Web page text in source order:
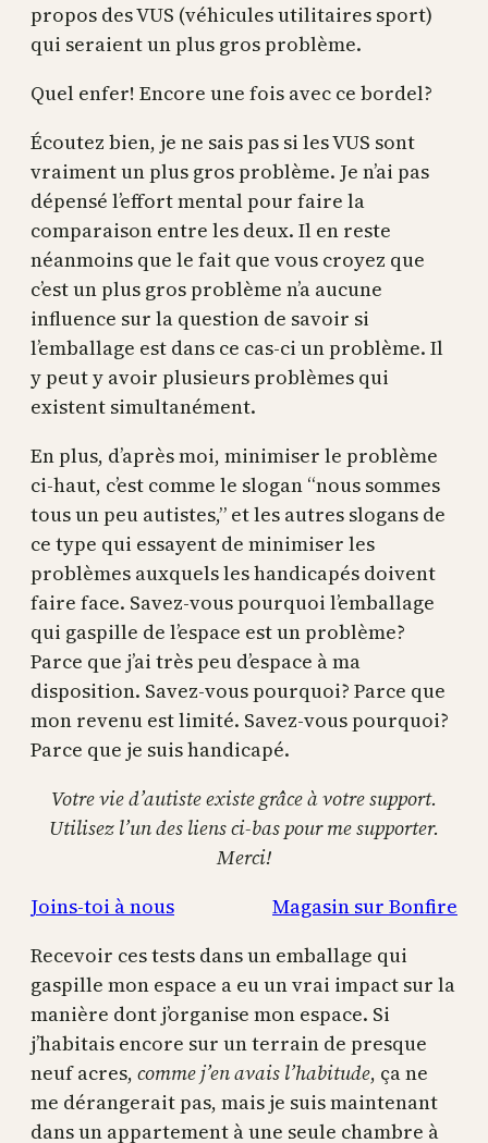
propos des VUS (véhicules utilitaires sport)
qui seraient un plus gros problème.
Quel enfer! Encore une fois avec ce bordel?
Écoutez bien, je ne sais pas si les VUS sont
vraiment un plus gros problème. Je n’ai pas
dépensé l’effort mental pour faire la
comparaison entre les deux. Il en reste
néanmoins que le fait que vous croyez que
c’est un plus gros problème n’a aucune
influence sur la question de savoir si
l’emballage est dans ce cas-ci un problème. Il
y peut y avoir plusieurs problèmes qui
existent simultanément.
En plus, d’après moi, minimiser le problème
ci-haut, c’est comme le slogan “nous sommes
tous un peu autistes,” et les autres slogans de
ce type qui essayent de minimiser les
problèmes auxquels les handicapés doivent
faire face. Savez-vous pourquoi l’emballage
qui gaspille de l’espace est un problème?
Parce que j’ai très peu d’espace à ma
disposition. Savez-vous pourquoi? Parce que
mon revenu est limité. Savez-vous pourquoi?
Parce que je suis handicapé.
Votre vie d’autiste existe grâce à votre support.
Utilisez l’un des liens ci-bas pour me supporter.
Merci!
Joins-toi à nous
Magasin sur Bonfire
Recevoir ces tests dans un emballage qui
gaspille mon espace a eu un vrai impact sur la
manière dont j’organise mon espace. Si
j’habitais encore sur un terrain de presque
neuf acres, comme j’en avais l’habitude, ça ne
me dérangerait pas, mais je suis maintenant
dans un appartement à une seule chambre à